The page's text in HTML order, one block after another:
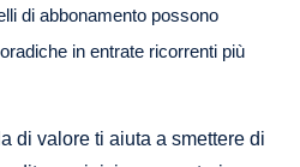
di abbonamento possono
in entrate ricorrenti più
di valore ti aiuta a smettere di